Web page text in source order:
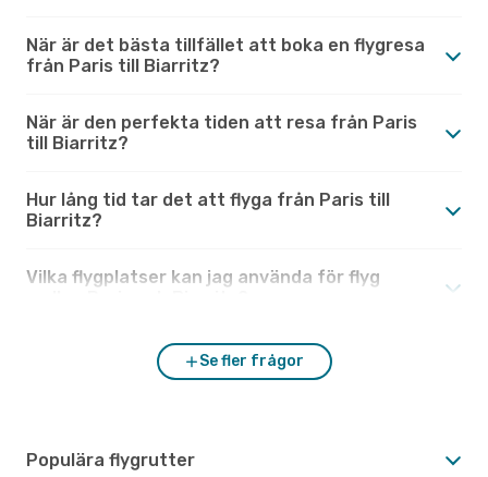
När är det bästa tillfället att boka en flygresa
från Paris till Biarritz?
När är den perfekta tiden att resa från Paris
till Biarritz?
Hur lång tid tar det att flyga från Paris till
Biarritz?
Vilka flygplatser kan jag använda för flyg
Se fler frågor
Populära flygrutter